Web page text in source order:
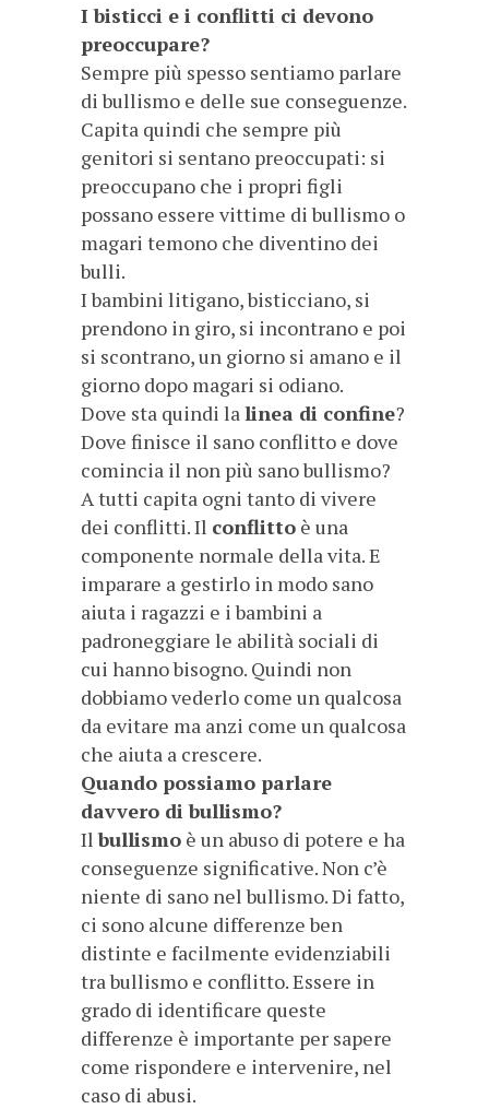
I bisticci e i conflitti ci devono
preoccupare?
Sempre più spesso sentiamo parlare
di bullismo e delle sue conseguenze.
Capita quindi che sempre più
genitori si sentano preoccupati: si
preoccupano che i propri figli
possano essere vittime di bullismo o
magari temono che diventino dei
bulli.
I bambini litigano, bisticciano, si
prendono in giro, si incontrano e poi
si scontrano, un giorno si amano e il
giorno dopo magari si odiano.
Dove sta quindi la linea di confine?
Dove finisce il sano conflitto e dove
comincia il non più sano bullismo?
A tutti capita ogni tanto di vivere
dei conflitti. Il conflitto è una
componente normale della vita. E
imparare a gestirlo in modo sano
aiuta i ragazzi e i bambini a
padroneggiare le abilità sociali di
cui hanno bisogno. Quindi non
dobbiamo vederlo come un qualcosa
da evitare ma anzi come un qualcosa
che aiuta a crescere.
Quando possiamo parlare
davvero di bullismo?
Ilbullismo è un abuso di potere e ha
conseguenze significative. Non c’è
niente di sano nel bullismo. Di fatto,
ci sono alcune differenze ben
distinte e facilmente evidenziabili
tra bullismo e conflitto. Essere in
grado di identificare queste
differenze è importante per sapere
come rispondere e intervenire, nel
caso di abusi.